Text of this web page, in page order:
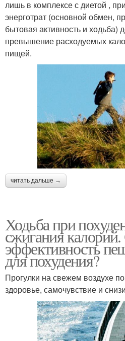
лишь в комплексе с диетой ,
энерготрат (основной обмен,
бытовая активность и ходьба)
превышение расходуемых
пищей.
читать дальше →
Ходьба при
сжигания
эффективность
для похудения?
Прогулки на свежем воздухе
здоровье, самочувствие и